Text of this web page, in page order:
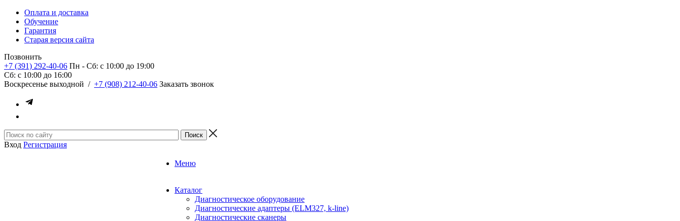
Оплата и доставка
Обучение
Гарантия
Старая версия сайта
Позвонить
+7 (391) 292-40-06 Пн - Сб: c 10:00 до 19:00
Сб: c 10:00 до 16:00
​Воскресенье выходной / +7 (908) 212-40-06 Заказать звонок
Вход Регистрация
Меню
Каталог
Диагностическое оборудование
Диагностические адаптеры (ELM327, k-line)
Диагностические сканеры